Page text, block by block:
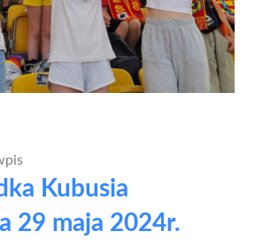
Kubusia
29 maja 2024r.